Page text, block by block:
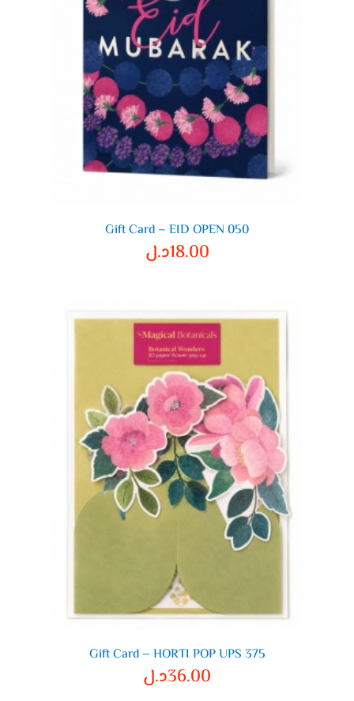
Gift Card – EID OPEN 050
18.00د.ل
Gift Card – HORTI POP UPS 375
36.00د.ل